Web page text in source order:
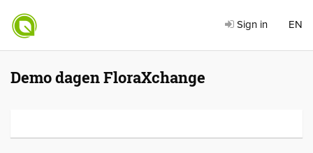
Sign in EN
Demo dagen FloraXchange